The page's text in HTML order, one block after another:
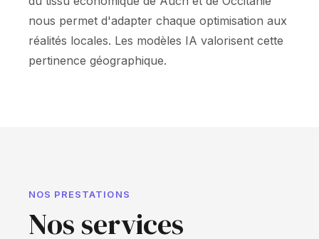
nous permet d'adapter chaque optimisation aux
réalités locales. Les modèles IA valorisent cette
pertinence géographique.
NOS PRESTATIONS
Nos services